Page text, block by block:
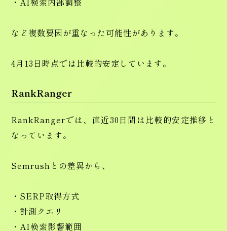
など複数要因が重なった可能性があります。
4月13日時点では比較的安定しています。
RankRanger
RankRangerでは、直近30日間は比較的安定推移と
なっています。
Semrushとの差異から、
・SERP取得方式
・計測クエリ
・AI検索影響範囲